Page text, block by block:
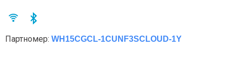
Партномер: WH15CGCL-1CUNF3SCLOUD-1Y